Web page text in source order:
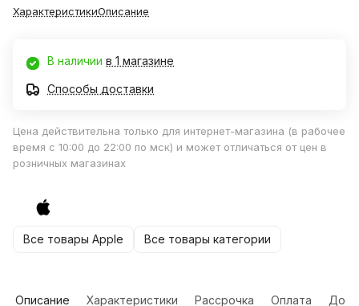
ХарактеристикиОписание
В наличии в 1 магазине
Способы доставки
Цена действительна только для интернет-магазина (в рабочее
время с 10:00 до 22:00 по мск) и может отличаться от цен в
розничных магазинах
Все товары Apple Все товары категории
Описание Характеристики Рассрочка Оплата